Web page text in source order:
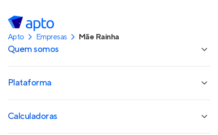
Apto Empresas Mãe Rainha
Quem somos
Plataforma
Calculadoras